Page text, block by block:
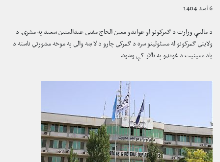
6 اسد 1404
د مالیې وزارت د ګمرکونو او عوایدو معین الحاج مفتي عبدالمتین سعید په مشرۍ د
ولایتي ګمرکونو له مسئولینو سره د ګمرکي چارو د لا ښه والي په موخه مشورتي ناسته د
یاد معینیت د غونډو په تالار کې وشوه.